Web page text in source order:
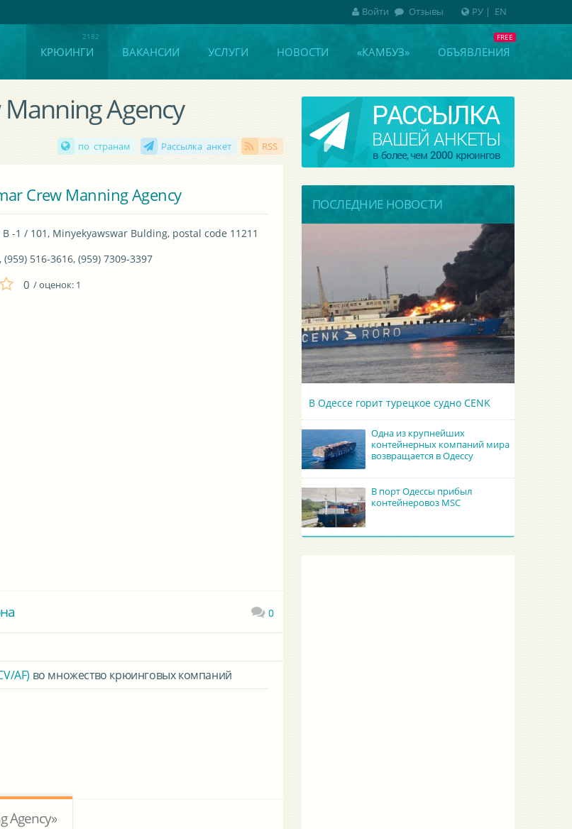
КРЮИНГИ ВАКАНСИИ УСЛУГИ НОВОСТИ «КАМБУЗ» ОБЪЯВЛЕНИЯ
Agency
по странам Рассылка анкет RSS
Crew Manning Agency
-1 / 101, Minyekyawswar Bulding, postal code 11211
(959) 516-3616, (959) 7309-3397
0 / оценок: 1
0
AF) во множество крюинговых компаний
Agency»
ПОСЛЕДНИЕ НОВОСТИ
В Одессе горит турецкое судно CENK
Одна из крупнейших
контейнерных компаний мира
возвращается в Одессу
В порт Одессы прибыл
контейнеровоз MSC
РУ| EN
Войти Отзывы